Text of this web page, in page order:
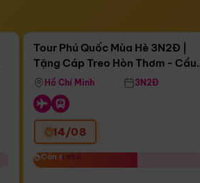
Còn04 ngày 13:20:48
Tặng Cáp Treo Hòn Thơm
Tour Phú Quốc Mùa Hè 3N2Đ |
Tặng Cáp Treo Hòn Thơm - Cầu
Hôn - Công Viên Nước Aquatopia
Hồ Chí Minh 3N2Đ
14/08
Còn 6 chỗ
Còn 6 chỗ